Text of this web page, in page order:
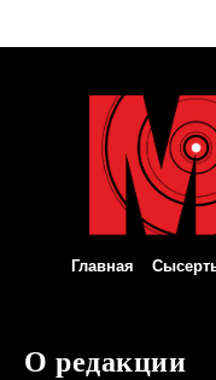
Главная
О редакции